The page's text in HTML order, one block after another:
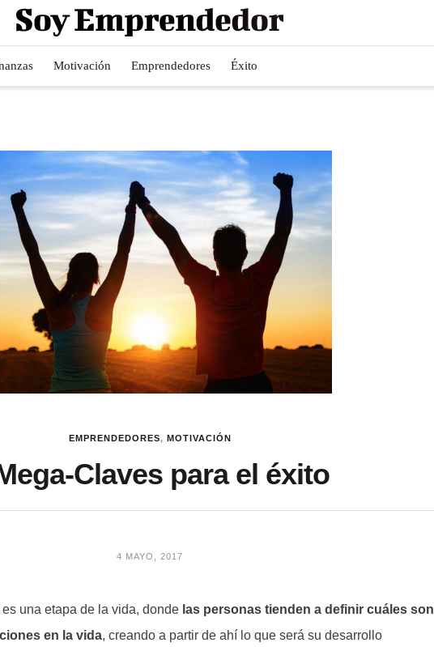
Motivación Emprendedores Éxito
EMPRENDEDORES, MOTIVACIÓN
Claves para el éxito
4 MAYO, 2017
una etapa de la vida, donde las personas tienden a definir cuáles son
en la vida, creando a partir de ahí lo que será su desarrollo